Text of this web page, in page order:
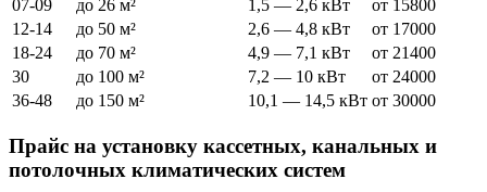
07-09 до 26 м² 1,5 — 2,6 кВт
от 15800
12-14
до 50 м² 2,6 — 4,8 кВт
от 17000
18-24
до 70 м² 4,9 — 7,1 кВт
от 21400
30
до 100 м² 7,2 — 10 кВт
от 24000
36-48
до 150 м² 10,1 — 14,5 кВт от 30000
Прайс на установку кассетных, канальных и
потолочных климатических систем